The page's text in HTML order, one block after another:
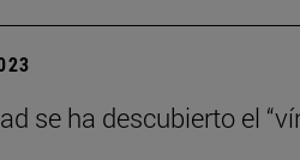
se ha descubierto el